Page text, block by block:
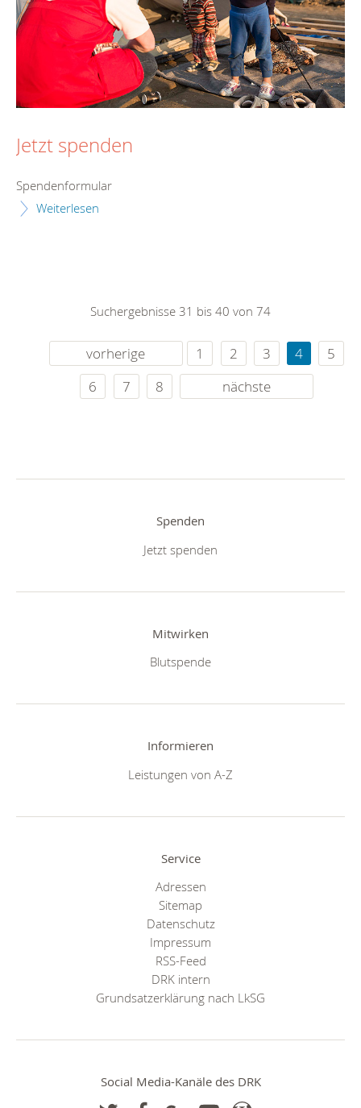
Jetzt spenden
Spendenformular
Weiterlesen
Suchergebnisse 31 bis 40 von 74
vorherige 1 2 3 4
5
6
7 8 nächste
Spenden
Jetzt spenden
Mitwirken
Blutspende
Informieren
Leistungen von A-Z
Service
Adressen
Sitemap
Datenschutz
Impressum
RSS-Feed
DRK intern
Grundsatzerklärung nach LkSG
Social Media-Kanäle des DRK